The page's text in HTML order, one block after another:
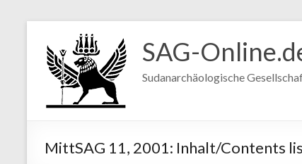
SAG-
Sudanarchäologische
MittSAG 11, 2001: Inhalt/Contents